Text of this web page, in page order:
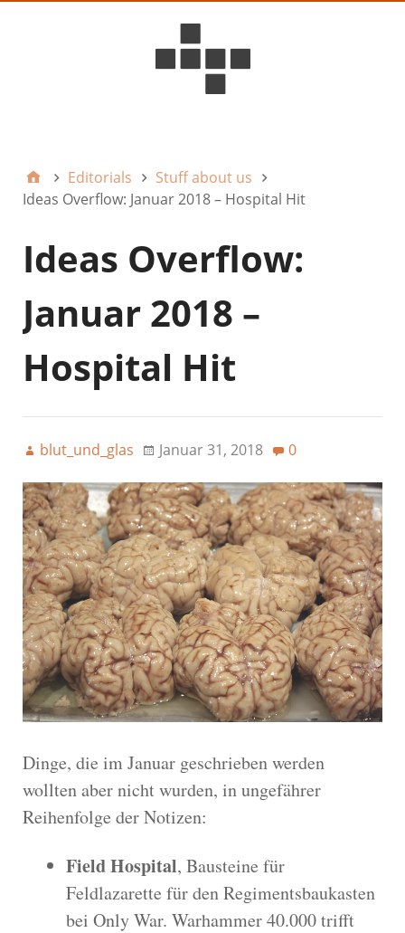
Editorials
Stuff about us
Ideas Overflow: Januar 2018 – Hospital Hit
Ideas Overflow:
Januar 2018 –
Hospital Hit
blut_und_glas Januar 31, 2018 0
Dinge, die im Januar geschrieben werden
wollten aber nicht wurden, in ungefährer
Reihenfolge der Notizen:
Field Hospital, Bausteine für
Feldlazarette für den Regimentsbaukasten
bei Only War. Warhammer 40.000 trifft